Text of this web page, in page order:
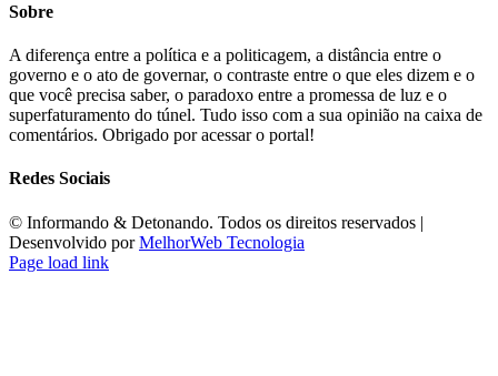
Sobre
A diferença entre a política e a politicagem, a distância entre o
governo e o ato de governar, o contraste entre o que eles dizem e o
que você precisa saber, o paradoxo entre a promessa de luz e o
superfaturamento do túnel. Tudo isso com a sua opinião na caixa de
comentários. Obrigado por acessar o portal!
Redes Sociais
©️ Informando & Detonando. Todos os direitos reservados |
Desenvolvido porMelhorWeb Tecnologia
Page load link